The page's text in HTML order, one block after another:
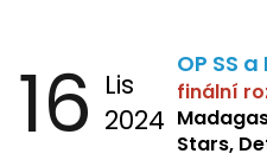
16 Lis
2024
OP SS a
finální
Stars,